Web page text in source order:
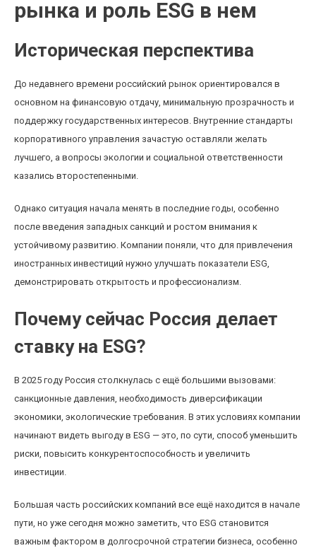
рынка и роль ESG в нем
Историческая перспектива
До недавнего времени российский рынок ориентировался в
основном на финансовую отдачу, минимальную прозрачность и
поддержку государственных интересов. Внутренние стандарты
корпоративного управления зачастую оставляли желать
лучшего, а вопросы экологии и социальной ответственности
казались второстепенными.
Однако ситуация начала менять в последние годы, особенно
после введения западных санкций и ростом внимания к
устойчивому развитию. Компании поняли, что для привлечения
иностранных инвестиций нужно улучшать показатели ESG,
демонстрировать открытость и профессионализм.
Почему сейчас Россия делает
ставку на ESG?
В 2025 году Россия столкнулась с ещё большими вызовами:
санкционные давления, необходимость диверсификации
экономики, экологические требования. В этих условиях компании
начинают видеть выгоду в ESG — это, по сути, способ уменьшить
риски, повысить конкурентоспособность и увеличить
инвестиции.
Большая часть российских компаний все ещё находится в начале
пути, но уже сегодня можно заметить, что ESG становится
важным фактором в долгосрочной стратегии бизнеса, особенно